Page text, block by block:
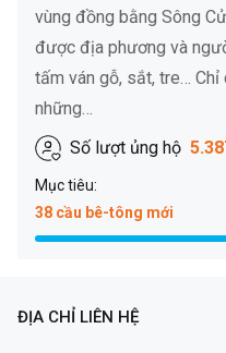
vùng đồng bằng Sông
được địa phương và
tấm ván gỗ, sắt, tre… Chỉ
những…
Số lượt ủng hộ
Mục tiêu:
38 cầu bê-tông mới
ĐỊA CHỈ LIÊN HỆ